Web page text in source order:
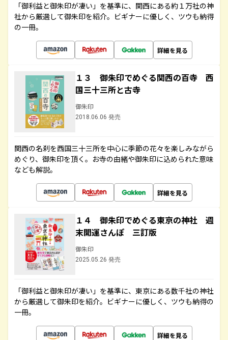
「御利益と御朱印が凄い」を基準に、関西にある約１万社の神
社から厳選して御朱印を紹介。ビギナーに優しく、ツウも納得
の一冊。
詳細を見る
１３ 御朱印でめぐる関西の百寺 西
国三十三所と古寺
御朱印
2018.06.06 発売
関西の名刹を西国三十三所を中心に季節の花々を楽しみながら
めぐり、御朱印を頂く。お寺の由緒や御朱印に込められた意味
なども解説。
詳細を見る
１４ 御朱印でめぐる東京の神社 週
末開運さんぽ 三訂版
御朱印
2025.05.26 発売
「御利益と御朱印が凄い」を基準に、東京にある数千社の神社
から厳選して御朱印を紹介。ビギナーに優しく、ツウも納得の
一冊。
詳細を見る